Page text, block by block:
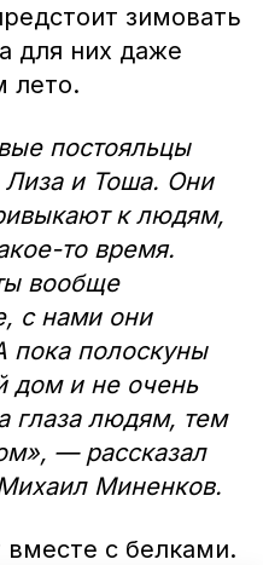
зимовать
для них даже
лето.
постояльцы
и Тоша. Они
к людям,
то время.
вообще
с нами они
пока полоскуны
дом и не очень
глаза людям, тем
— рассказал
Миненков.
с белками.